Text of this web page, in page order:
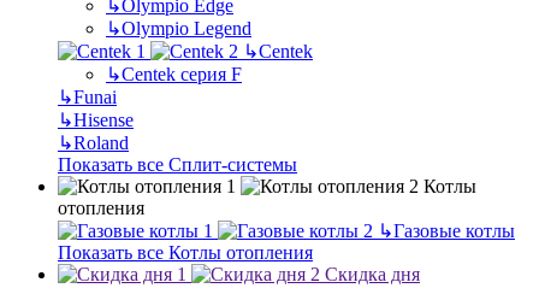
↳Olympio Edge
↳Olympio Legend
↳Centek
↳Centek серия F
↳Funai
↳Hisense
↳Roland
Показать все Сплит-системы
Котлы
отопления
↳Газовые котлы
Показать все Котлы отопления
Скидка дня